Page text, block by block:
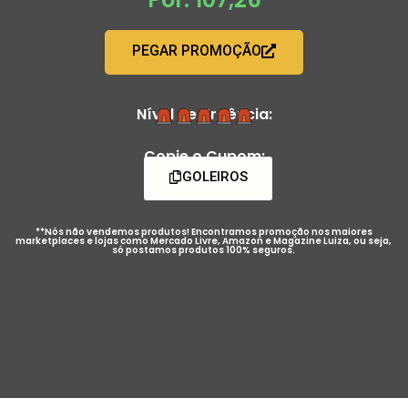
PEGAR PROMOÇÃO
Nível de Urgência:
Copie o Cupom:
GOLEIROS
**Nós não vendemos produtos! Encontramos promoção nos maiores
marketplaces e lojas como Mercado Livre, Amazon e Magazine Luiza, ou seja,
só postamos produtos 100% seguros.